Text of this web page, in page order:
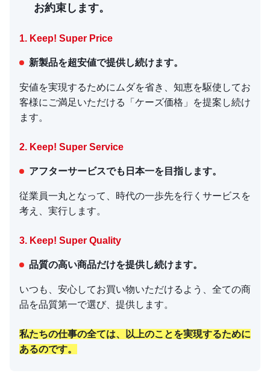
お約束します。
1. Keep! Super Price
新製品を超安値で提供し続けます。
安値を実現するためにムダを省き、知恵を駆使してお
客様にご満足いただける「ケーズ価格」を提案し続け
ます。
2. Keep! Super Service
アフターサービスでも日本一を目指します。
従業員一丸となって、時代の一歩先を行くサービスを
考え、実行します。
3. Keep! Super Quality
品質の高い商品だけを提供し続けます。
いつも、安心してお買い物いただけるよう、全ての商
品を品質第一で選び、提供します。
私たちの仕事の全ては、以上のことを実現するために
あるのです。